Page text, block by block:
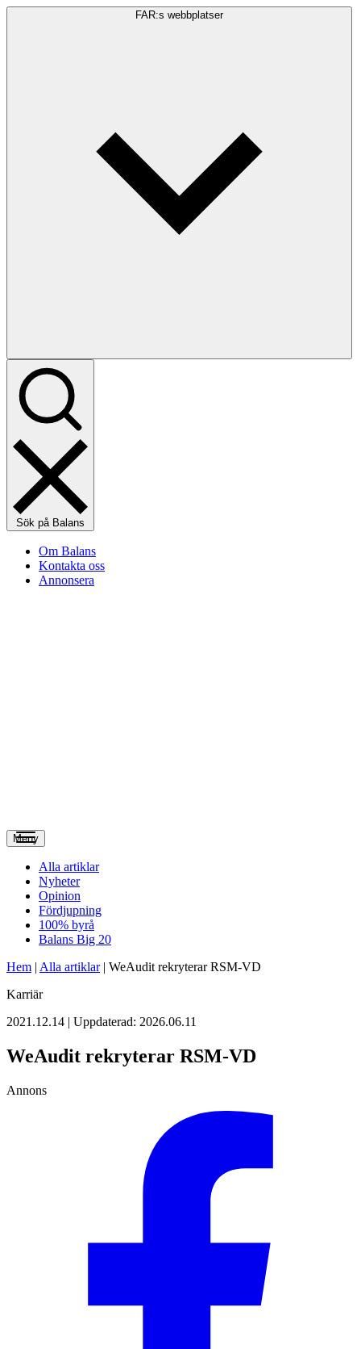
FAR:s webbplatser
Sök på Balans
Om Balans
Kontakta oss
Annonsera
Meny
Alla artiklar
Nyheter
Opinion
Fördjupning
100% byrå
Balans Big 20
Hem | Alla artiklar| WeAudit rekryterar RSM-VD
Karriär
2021.12.14 | Uppdaterad: 2026.06.11
WeAudit rekryterar RSM-VD
Annons